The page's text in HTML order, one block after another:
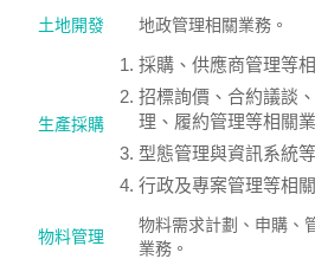
土地開發
地政管理相關業務。
生產採購
採購、供應商管理等
招標詢價、合約議談
理、履約管理等相關業
型態管理與資訊系統
行政及專案管理等相
物料管理
物料需求計劃、申購、
業務。